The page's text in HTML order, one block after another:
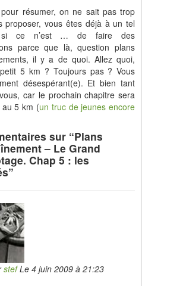
résumer, on ne sait pas trop
proposer, vous êtes déjà à un tel
si ce n’est … de faire des
parce que là, question plans
il y a de quoi. Allez quoi,
5 km ? Toujours pas ? Vous
désespérant(e). Et bien tant
car le prochain chapitre sera
5 km (un truc de jeunes encore
sur “Plans
– Le Grand
Chap 5 : les
stefLe 4 juin 2009 à 21:23